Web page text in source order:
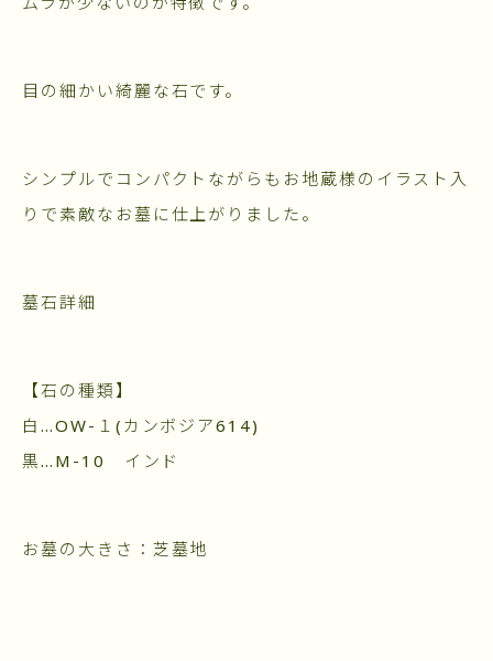
目の細かい綺麗な石です。
シンプルでコンパクトながらもお地蔵様のイラスト入
りで素敵なお墓に仕上がりました。
墓石詳細
【石の種類】
白…OW-１(カンボジア614)
黒…M-10 インド
お墓の大きさ：芝墓地